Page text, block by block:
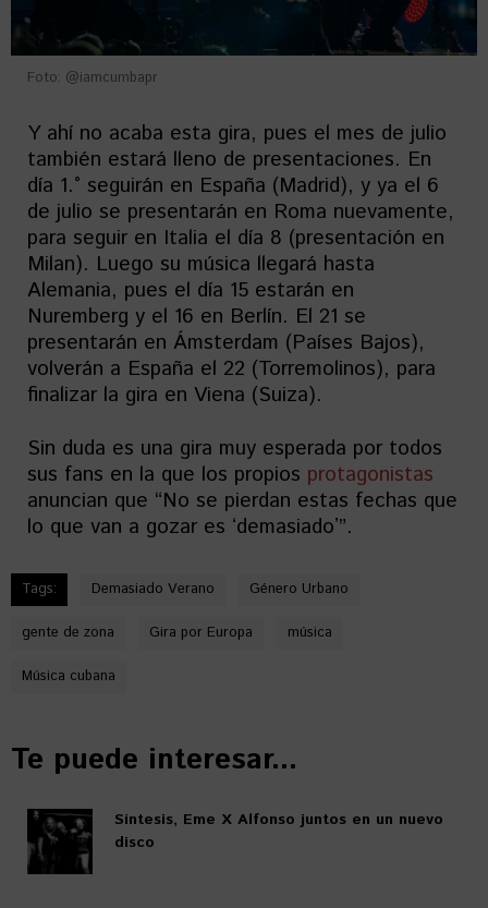
Foto: @iamcumbapr
Y ahí no acaba esta gira, pues el mes de julio
también estará lleno de presentaciones. En
día 1.° seguirán en España (Madrid), y ya el 6
de julio se presentarán en Roma nuevamente,
para seguir en Italia el día 8 (presentación en
Milan). Luego su música llegará hasta
Alemania, pues el día 15 estarán en
Nuremberg y el 16 en Berlín. El 21 se
presentarán en Ámsterdam (Países Bajos),
volverán a España el 22 (Torremolinos), para
finalizar la gira en Viena (Suiza).
Sin duda es una gira muy esperada por todos
sus fans en la que los propios protagonistas
anuncian que “No se pierdan estas fechas que
lo que van a gozar es ʻdemasiadoʼ”.
Tags: Demasiado Verano Género Urbano
gente de zona Gira por Europa música
Música cubana
Te puede interesar...
Síntesis, Eme X Alfonso juntos en un nuevo
disco